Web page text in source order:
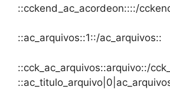
::cckend_ac_acordeon::::/
::ac_arquivos::1::/ac_arquivos::
::cck_ac_arquivos::arquivo::/